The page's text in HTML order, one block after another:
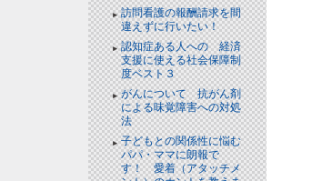
訪問看護の報酬請求を間
違えずに行いたい！
認知症ある人への 経済
支援に使える社会保障制
度ベスト３
がんについて 抗がん剤
による味覚障害への対処
法
子どもとの関係性に悩む
パパ・ママに朗報で
す！ 愛着（アタッチメ